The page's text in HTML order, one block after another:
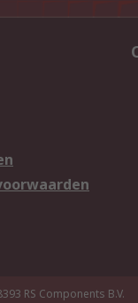
RS Components B.V.